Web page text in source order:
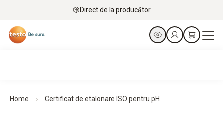
Direct de la producător
Home Certificat de etalonare ISO pentru pH